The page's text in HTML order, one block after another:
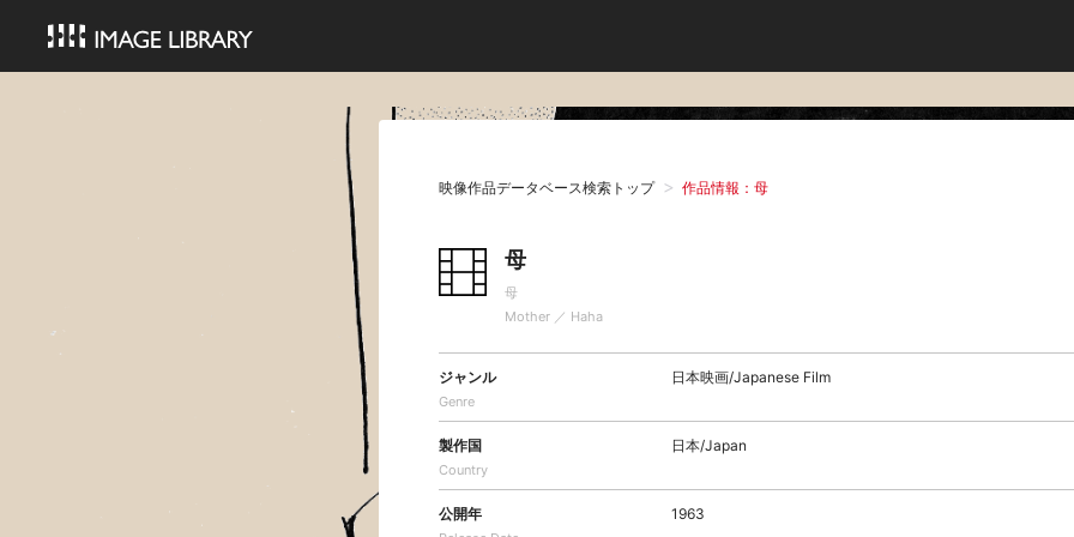
映像作品データベース検索トップ 作品情報：母
母
母
Mother ／ Haha
ジャンル
Genre
日本映画/Japanese Film
製作国
Country
日本/Japan
公開年 1963